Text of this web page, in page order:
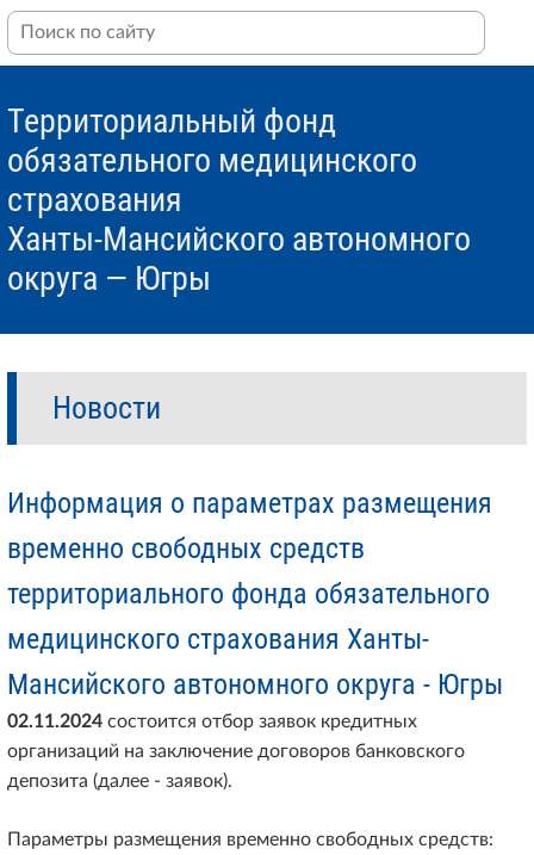
Территориальный фонд
обязательного медицинского
страхования
Ханты-Мансийского автономного
округа — Югры
Новости
Информация о параметрах размещения
временно свободных средств
территориального фонда обязательного
медицинского страхования Ханты-
Мансийского автономного округа - Югры
02.11.2024 состоится отбор заявок кредитных
организаций на заключение договоров банковского
депозита (далее - заявок).
Параметры размещения временно свободных средств: